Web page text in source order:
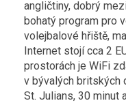
angličtiny, dobrý
bohatý program pro
volejbalové hřiště,
Internet stojí cca 2
prostorách je WiFi
v bývalých britských
St. Julians, 30 minut